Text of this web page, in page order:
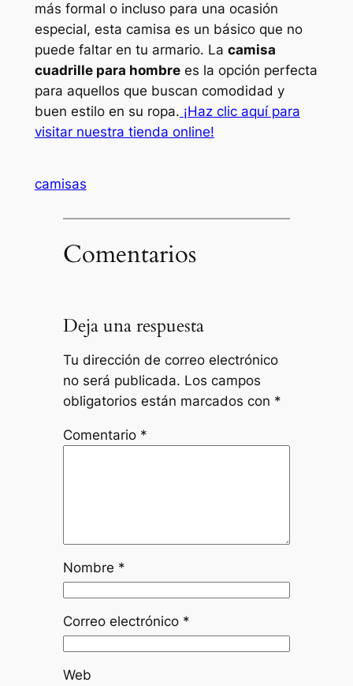
más formal o incluso para una ocasión
especial, esta camisa es un básico que no
puede faltar en tu armario. La camisa
cuadrille para hombrees la opción perfecta
para aquellos que buscan comodidad y
buen estilo en su ropa. ¡Haz clic aquí para
visitar nuestra tienda online!
camisas
Comentarios
Deja una respuesta
Tu dirección de correo electrónico
no será publicada. Los campos
obligatorios están marcados con *
Comentario *
Nombre *
Correo electrónico *
Web